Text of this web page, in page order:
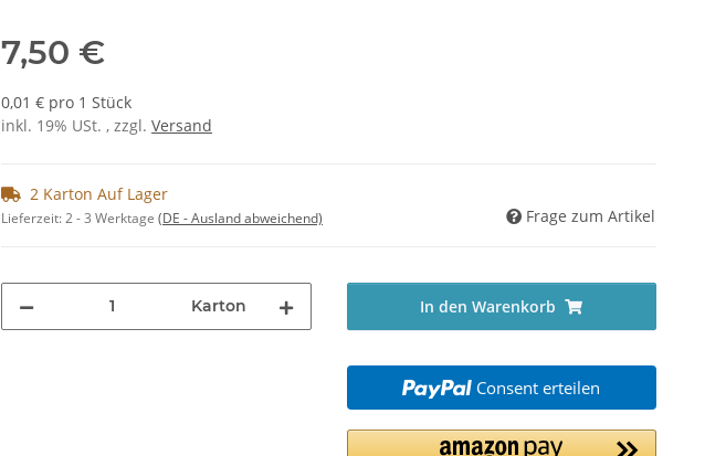
7,50 €
0,01 € pro 1 Stück
inkl. 19% USt. , zzgl. Versand
2 Karton Auf Lager
Lieferzeit:2 - 3 Werktage (DE - Ausland abweichend) Frage zum Artikel
Karton In den Warenkorb
Consent erteilen